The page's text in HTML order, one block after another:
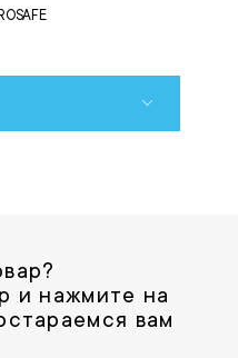
и нажмите на
вам